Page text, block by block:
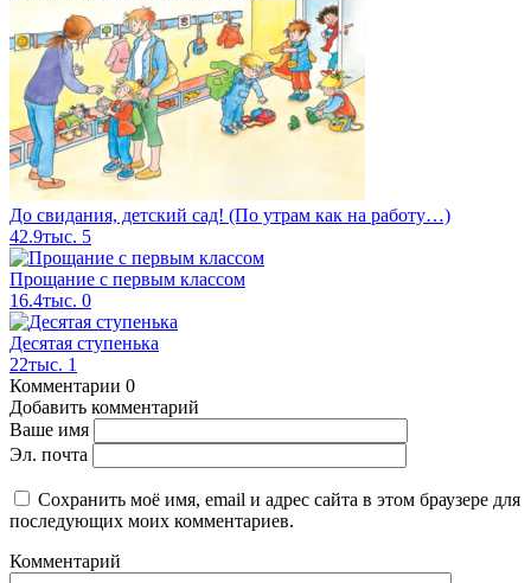
До свидания, детский сад! (По утрам как на работу…)
42.9тыс. 5
Прощание с первым классом
16.4тыс. 0
Десятая ступенька
22тыс. 1
Комментарии 0
Добавить комментарий
Ваше имя
Эл. почта
Сохранить моё имя, email и адрес сайта в этом браузере для
последующих моих комментариев.
Комментарий